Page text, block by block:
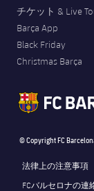
チケット & Live
Barça App
Black Friday
Christmas Barça
© Copyright FC
法律上の注意事項
FCバルセロナの連